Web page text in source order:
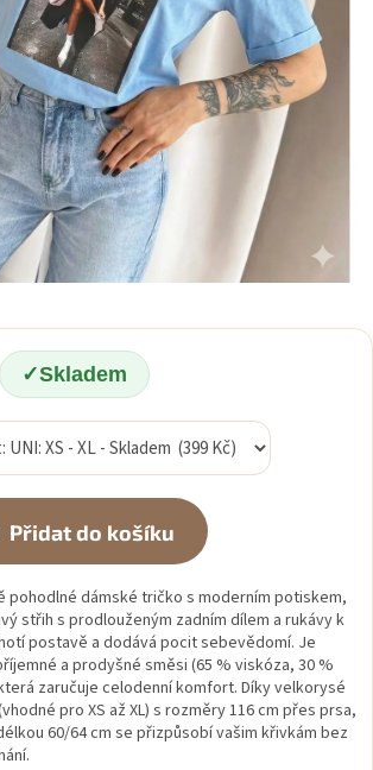
Skladem
Přidat do košíku
pohodlné dámské tričko s moderním potiskem,
střih s prodlouženým zadním dílem a rukávy k
postavě a dodává pocit sebevědomí. Je
a prodyšné směsi (65 % viskóza, 30 %
zaručuje celodenní komfort. Díky velkorysé
pro XS až XL) s rozměry 116 cm přes prsa,
60/64 cm se přizpůsobí vašim křivkám bez